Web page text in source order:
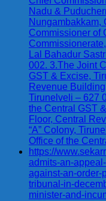
Nadu &
Nungambakkam,
Commissioner of
Lal Bahadur
002. 3.The Joint
GST & Excise,
Revenue
Tirunelveli – 627
the Central GST
Floor, Central
“A” Colony,
Office of the
https://
admits-an-
against-an-order-
tribunal-in-
minister-and-